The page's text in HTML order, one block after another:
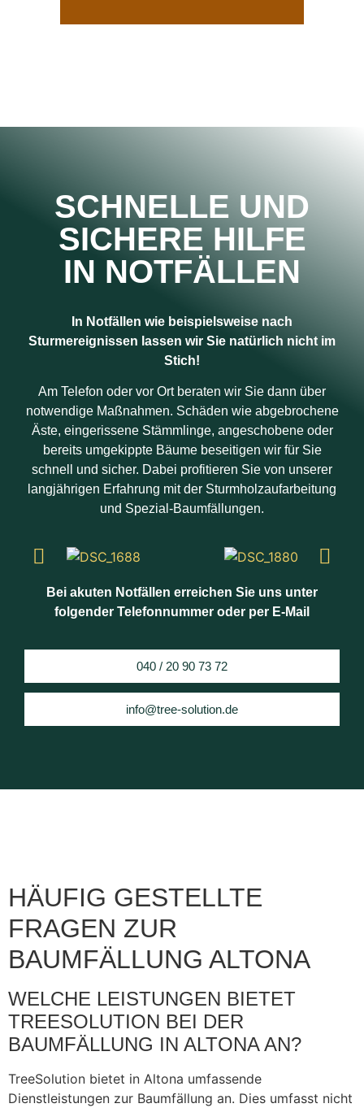
SCHNELLE UND
SICHERE HILFE
IN NOTFÄLLEN
In Notfällen wie beispielsweise nach
Sturmereignissen lassen wir Sie natürlich nicht im
Stich!
Am Telefon oder vor Ort beraten wir Sie dann über
notwendige Maßnahmen. Schäden wie abgebrochene
Äste, eingerissene Stämmlinge, angeschobene oder
bereits umgekippte Bäume beseitigen wir für Sie
schnell und sicher. Dabei profitieren Sie von unserer
langjährigen Erfahrung mit der Sturmholzaufarbeitung
und Spezial-Baumfällungen.
Bei akuten Notfällen erreichen Sie uns unter
folgender Telefonnummer oder per E-Mail
040 / 20 90 73 72
info@tree-solution.de
HÄUFIG GESTELLTE
FRAGEN ZUR
BAUMFÄLLUNG ALTONA
WELCHE LEISTUNGEN BIETET
TREESOLUTION BEI DER
BAUMFÄLLUNG IN ALTONA AN?
TreeSolution bietet in Altona umfassende
Dienstleistungen zur Baumfällung an. Dies umfasst nicht